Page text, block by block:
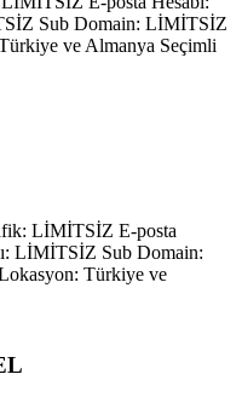
Sub Domain: LİMİTSİZ
ve Almanya Seçimli
LİMİTSİZ E-posta
LİMİTSİZ Sub Domain:
Türkiye ve